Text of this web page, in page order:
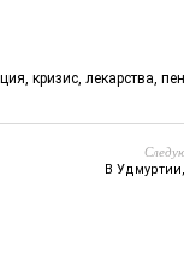
, кризис, лекарства,
В